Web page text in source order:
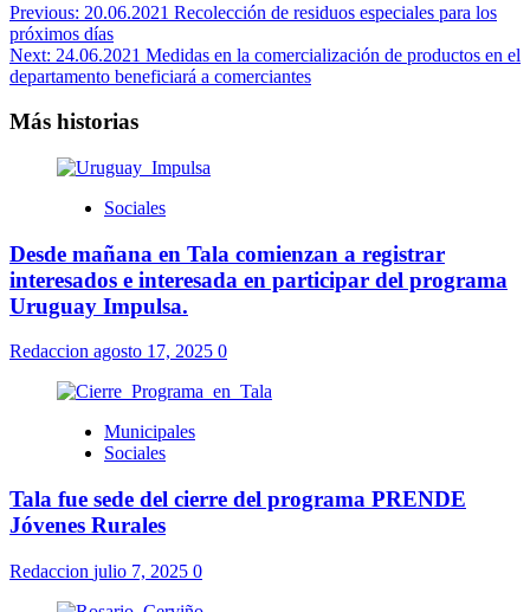
Previous: 20.06.2021 Recolección de residuos especiales para los
próximos días
Next: 24.06.2021 Medidas en la comercialización de productos en el
departamento beneficiará a comerciantes
Más historias
Sociales
Desde mañana en Tala comienzan a registrar
interesados e interesada en participar del programa
Uruguay Impulsa.
Redaccion agosto 17, 2025 0
Municipales
Sociales
Tala fue sede del cierre del programa PRENDE
Jóvenes Rurales
Redaccion julio 7, 2025 0